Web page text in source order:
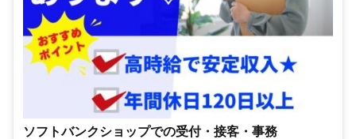
ソフトバンクショップでの受付・接客・事務